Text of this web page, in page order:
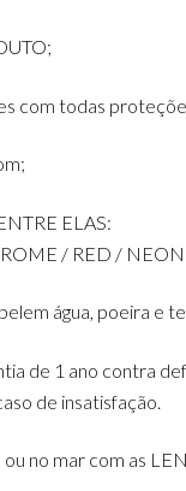
com todas
ELAS:
/ RED /
água, poeira e
de 1 ano contra
de insatisfação.
no mar com as